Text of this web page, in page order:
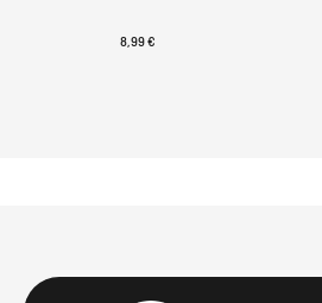
8,99 €